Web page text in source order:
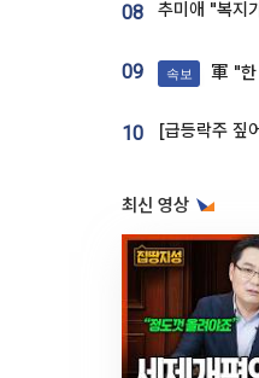
08
09 속보 軍 "한ㆍ
10
최신 영상